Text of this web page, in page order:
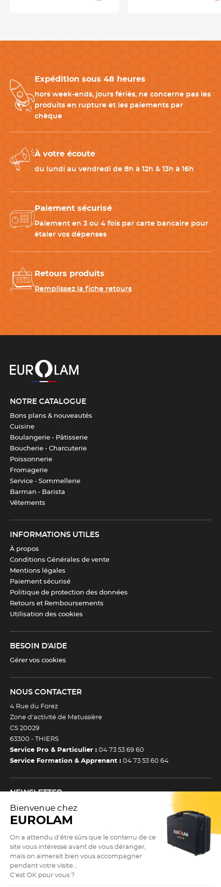
ou utilisation au barbecue. Sa polyvalence en fait un
excellent choix parmi les couteaux à viande, capable de
répondre aux besoins des professionnels comme des
particuliers recherchant performance et durabilité.
Pour compléter l’utilisation de votre couteau à viande
-Fusil à aiguiser: permet de maintenir un tranchant optimal
au quotidien
Trousse de rangement: protège votre matériel et facilite le
FSC
Longueur du manche
Rivets
Entretien
Hauteur de la lame 6,72 cm
Expédition sous 48 heures
hors week-ends, jours fériés, ne concerne pas les
produits en rupture et les paiements par
chèque
À votre écoute
du lundi au vendredi de 8h à 12h & 13h à 16h
Paiement sécurisé
Paiement en 3 ou 4 fois par carte bancaire pour
étaler vos dépenses
Retours produits
Remplissez la fiche retours
NOTRE CATALOGUE
Bons plans & nouveautés
Cuisine
Boulangerie - Pâtisserie
Boucherie - Charcuterie
Poissonnerie
Fromagerie
Service - Sommellerie
Barman - Barista
Vêtements
INFORMATIONS UTILES
À propos
Conditions Générales de vente
Mentions légales
Paiement sécurisé
Politique de protection des données
Retours et Remboursements
Utilisation des cookies
BESOIN D'AIDE
Gérer vos cookies
NOUS CONTACTER
4 Rue du Forez
Zone d’activité de Matussière
CS 20029
63300 - THIERS
Service Pro & Particulier : 04 73 53 69 60
Service Formation & Apprenant : 04 73 53 60 64
NEWSLETTER
Inscrivez-vous à notre newsletter et recevez toutes nos
actualtiés et bons plans.
Je m’inscris à la newsletter
(Esc)
Newsletter
Adresse e-mail *